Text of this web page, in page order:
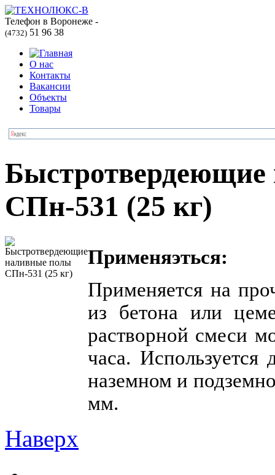
Телефон в Воронеже -
(4732) 51 96 38
О нас
Контакты
Вакансии
Объекты
Товары
СПн-531 (25 кг)
Применяэться:
Применяется на
из бетона или
растворной смеси
часа.
наземном и
мм.
Наверх